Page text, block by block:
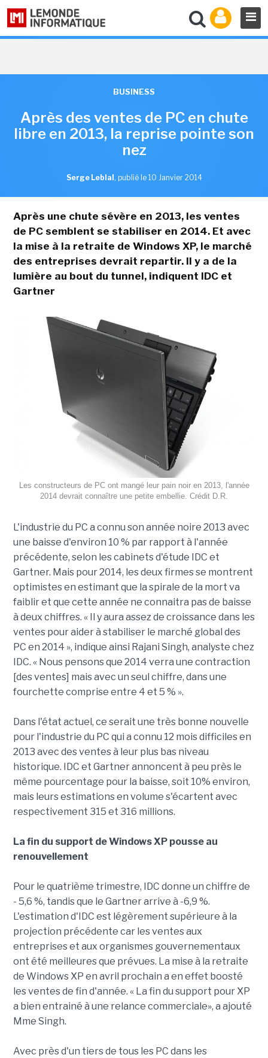
BUSINESS
Après des ventes de PC en chute
libre en 2013, la reprise pointe son
nez
Serge Leblal , publié le 10 Janvier 2014
Après une chute sévère en 2013, les ventes
de PC semblent se stabiliser en 2014. Et avec
la mise à la retraite de Windows XP, le marché
des entreprises devrait repartir. Il y a de la
lumière au bout du tunnel, indiquent IDC et
Gartner
Les constructeurs de PC ont mangé leur pain noir en 2013, l'année
2014 devrait connaître une petite embellie. Crédit D.R.
L'industrie du PC a connu son année noire 2013 avec
une baisse d'environ 10 % par rapport à l'année
précédente, selon les cabinets d'étude IDC et
Gartner. Mais pour 2014, les deux firmes se montrent
optimistes en estimant que la spirale de la mort va
faiblir et que cette année ne connaitra pas de baisse
à deux chiffres. « Il y aura assez de croissance dans les
ventes pour aider à stabiliser le marché global des
PC en 2014 », indique ainsi Rajani Singh, analyste chez
IDC. « Nous pensons que 2014 verra une contraction
[des ventes] mais avec un seul chiffre, dans une
fourchette comprise entre 4 et 5 % ».
Dans l'état actuel, ce serait une très bonne nouvelle
pour l'industrie du PC qui a connu 12 mois difficiles en
2013 avec des ventes à leur plus bas niveau
historique. IDC et Gartner annoncent à peu près le
même pourcentage pour la baisse, soit 10% environ,
mais leurs estimations en volume s'écartent avec
respectivement 315 et 316 millions.
La fin du support de Windows XP pousse au
renouvellement
Pour le quatrième trimestre, IDC donne un chiffre de
- 5,6 %, tandis que le Gartner arrive à -6,9 %.
L'estimation d'IDC est légèrement supérieure à la
projection précédente car les ventes aux
entreprises et aux organismes gouvernementaux
ont été meilleures que prévues. La mise à la retraite
de Windows XP en avril prochain a en effet boosté
les ventes de fin d'année. « La fin du support pour XP
a bien entrainé à une relance commerciale», a ajouté
Mme Singh.
Avec près d'un tiers de tous les PC dans les